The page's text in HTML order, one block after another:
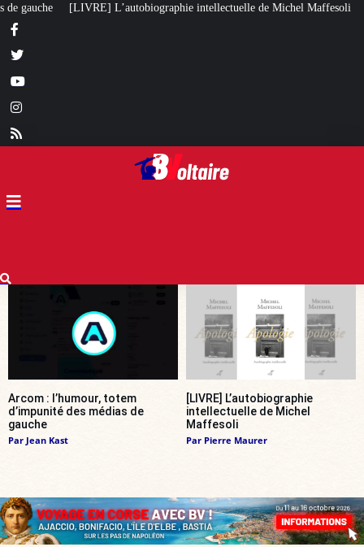
intellectuelle de Michel Maffesoli Pour regagner son influence en
Arcom : l’humour, totem
d’impunité des médias de
gauche
Par Jean Kast
[LIVRE] L’autobiographie
intellectuelle de Michel
Maffesoli
Par Pierre Maurer